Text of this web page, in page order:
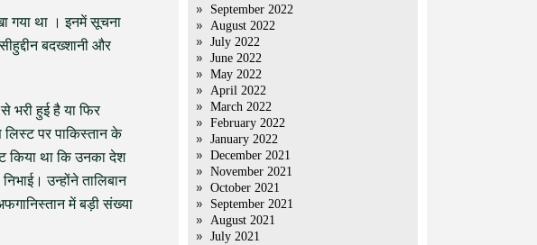
गया था । इनमें सूचना
बदख्शानी और
भरी हुई है या फिर
पर पाकिस्तान के
किया था कि उनका देश
उन्होंने तालिबान
में बड़ी संख्या
September 2022
August 2022
July 2022
June 2022
May 2022
April 2022
March 2022
February 2022
January 2022
December 2021
November 2021
October 2021
September 2021
August 2021
July 2021